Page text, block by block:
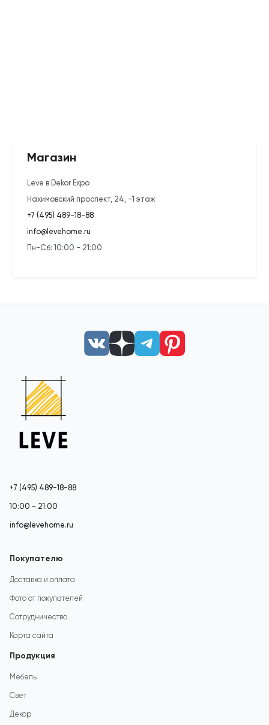
Магазин
Leve в Dekor Expo
Нахимовский проспект, 24, -1 этаж
+7 (495) 489-18-88
info@levehome.ru
Пн-Сб: 10:00 - 21:00
+7 (495) 489-18-88
10:00 - 21:00
info@levehome.ru
Покупателю
Доставка и оплата
Фото от покупателей
Сотрудничество
Карта сайта
Продукция
Мебель
Свет
Декор